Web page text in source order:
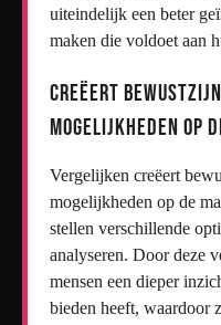
uiteindelijk een beter
maken die voldoet aan
Creëert
mogelijkheden op
Vergelijken creëert
mogelijkheden op de
stellen verschillende
analyseren. Door deze
mensen een dieper
bieden heeft, waardoor